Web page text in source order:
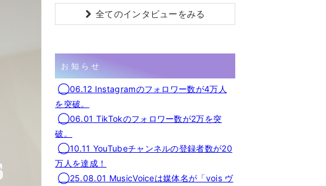
全てのインタビューをみる
お知らせ
◯06.12 Instagramのフォロワー数が4万人
を突破。
◯06.01 TikTokのフォロワー数が2万を突
破。
◯10.11 YouTubeチャンネルの登録者数が20
万人を達成！
◯25.08.01 MusicVoiceは媒体名が「vois ヴ